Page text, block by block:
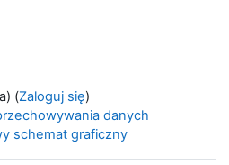
(Zaloguj się)
danych
schemat graficzny